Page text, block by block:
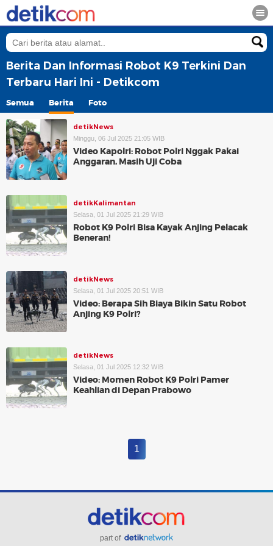
Berita Dan Informasi Robot K9 Terkini Dan
Terbaru Hari Ini - Detikcom
Semua Berita Foto
detikNews
Minggu, 06 Jul 2025 21:05 WIB
Video Kapolri: Robot Polri Nggak Pakai
Anggaran, Masih Uji Coba
detikKalimantan
Selasa, 01 Jul 2025 21:29 WIB
Robot K9 Polri Bisa Kayak Anjing Pelacak
Beneran!
detikNews
Selasa, 01 Jul 2025 20:51 WIB
Video: Berapa Sih Biaya Bikin Satu Robot
Anjing K9 Polri?
detikNews
Selasa, 01 Jul 2025 12:32 WIB
Video: Momen Robot K9 Polri Pamer
Keahlian di Depan Prabowo
1
part of